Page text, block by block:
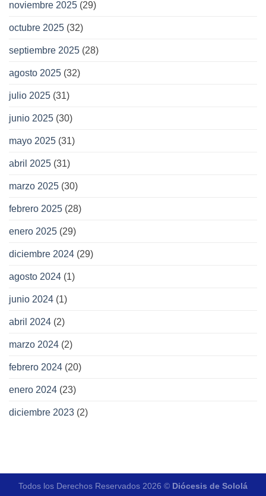
noviembre 2025 (29)
octubre 2025 (32)
septiembre 2025 (28)
agosto 2025 (32)
julio 2025 (31)
junio 2025 (30)
mayo 2025 (31)
abril 2025 (31)
marzo 2025 (30)
febrero 2025 (28)
enero 2025 (29)
diciembre 2024 (29)
agosto 2024 (1)
junio 2024 (1)
abril 2024 (2)
marzo 2024 (2)
febrero 2024 (20)
enero 2024 (23)
diciembre 2023 (2)
Todos los Derechos Reservados 2026 © Diócesis de Sololá